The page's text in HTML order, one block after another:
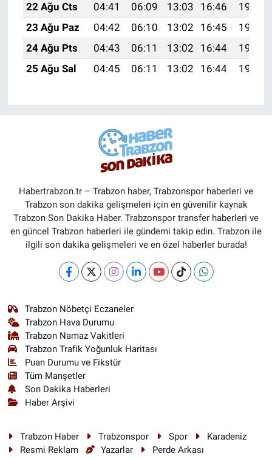
22 Ağu Cts
04:41 06:09 13:03 16:46
19:46
23 Ağu Paz
04:42 06:10 13:02 16:45
19:45
24 Ağu Pts
04:43 06:11 13:02 16:44
19:43
25 Ağu Sal
04:45 06:11 13:02 16:44 19:42
Habertrabzon.tr – Trabzon haber, Trabzonspor haberleri ve
Trabzon son dakika gelişmeleri için en güvenilir kaynak
Trabzon Son Dakika Haber. Trabzonspor transfer haberleri ve
en güncel Trabzon haberleri ile gündemi takip edin. Trabzon ile
ilgili son dakika gelişmeleri ve en özel haberler burada!
Trabzon Nöbetçi Eczaneler
Trabzon Hava Durumu
Trabzon Namaz Vakitleri
Trabzon Trafik Yoğunluk Haritası
Puan Durumu ve Fikstür
Tüm Manşetler
Son Dakika Haberleri
Haber Arşivi
Trabzon Haber Trabzonspor Spor
Karadeniz
Resmi Reklam
Yazarlar Perde Arkası